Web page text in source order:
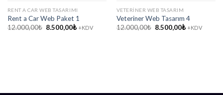
RENT A CAR WEB TASARIMI
Rent a Car Web Paket 1
12.000,00₺ Orijinal
8.500,00₺Şu
+KDV
VETERINER WEB TASARIM
Veteriner Web Tasarım 4
12.000,00₺ Orijinal
8.500,00₺Şu
+KDV